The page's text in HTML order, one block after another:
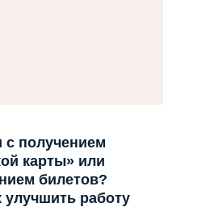
с получением
карты» или
билетов?
улучшить работу